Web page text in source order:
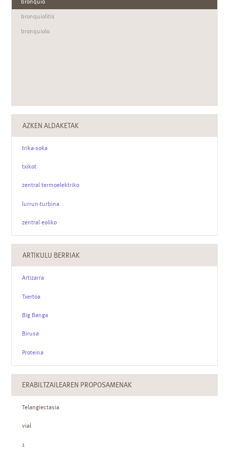
bronquio
bronquiolitis
bronquiolo
AZKEN ALDAKETAK
trika-soka
txikot
zentral termoelektriko
lurrun-turbina
zentral eoliko
ARTIKULU BERRIAK
Artizarra
Txertoa
Big Banga
Birusa
Proteina
ERABILTZAILEAREN PROPOSAMENAK
Telangiectasia
vial
1